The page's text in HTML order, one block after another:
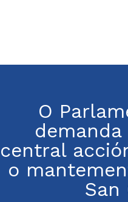
O
demanda
central
o
San